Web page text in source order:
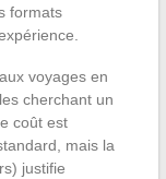
formats
voyages en
cherchant un
coût est
mais la
justifie